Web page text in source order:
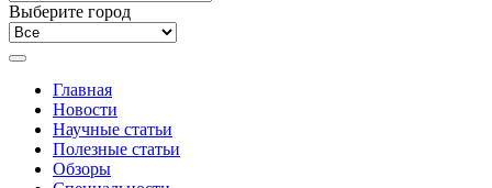
Выберите город
Главная
Новости
Научные статьи
Полезные статьи
Обзоры